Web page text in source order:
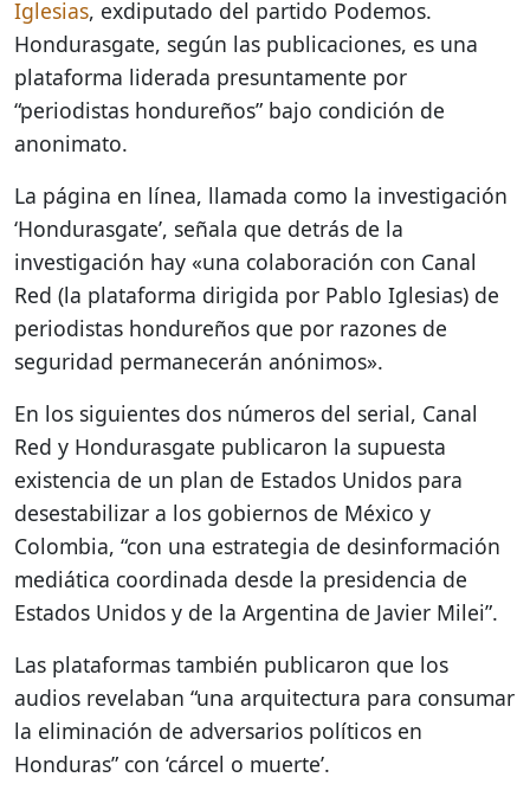
Iglesias, exdiputado del partido Podemos.
Hondurasgate, según las publicaciones, es una
plataforma liderada presuntamente por
“periodistas hondureños” bajo condición de
anonimato.
La página en línea, llamada como la investigación
‘Hondurasgate’, señala que detrás de la
investigación hay «una colaboración con Canal
Red (la plataforma dirigida por Pablo Iglesias) de
periodistas hondureños que por razones de
seguridad permanecerán anónimos».
En los siguientes dos números del serial, Canal
Red y Hondurasgate publicaron la supuesta
existencia de un plan de Estados Unidos para
desestabilizar a los gobiernos de México y
Colombia, “con una estrategia de desinformación
mediática coordinada desde la presidencia de
Estados Unidos y de la Argentina de Javier Milei”.
Las plataformas también publicaron que los
audios revelaban “una arquitectura para consumar
la eliminación de adversarios políticos en
Honduras” con ‘cárcel o muerte’.